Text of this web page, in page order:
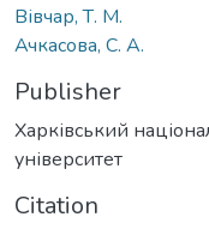
Вівчар, Т. М.
Ачкасова, С. А.
Publisher
Харківський
університет
Citation